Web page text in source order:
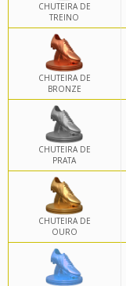
CHUTEIRA DE
TREINO
CHUTEIRA DE
BRONZE
CHUTEIRA DE
PRATA
CHUTEIRA DE
OURO